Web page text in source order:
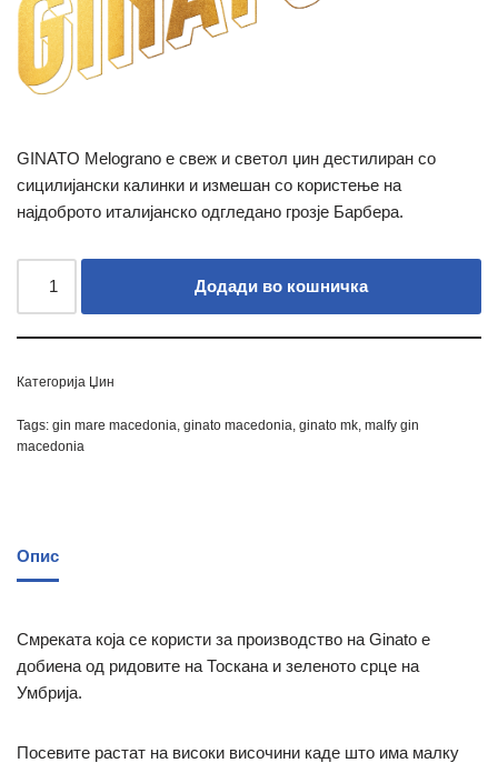
GINATO Melograno е свеж и светол џин дестилиран со
сицилијански калинки и измешан со користење на
најдоброто италијанско одгледано грозје Барбера.
Додади во кошничка
Категорија Џин
Tags: gin mare macedonia ginato macedonia ginato mk malfy gin
macedonia
Опис
Смреката која се користи за производство на Ginato е
добиена од ридовите на Тоскана и зеленото срце на
Умбрија.
Посевите растат на високи височини каде што има малку